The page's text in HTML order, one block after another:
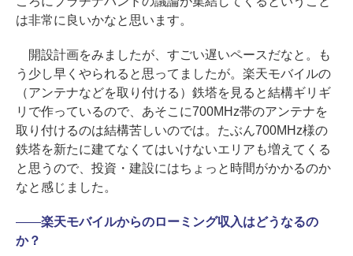
は非常に良いかなと思います。
開設計画をみましたが、すごい遅いペースだなと。も
う少し早くやられると思ってましたが。楽天モバイルの
（アンテナなどを取り付ける）鉄塔を見ると結構ギリギ
リで作っているので、あそこに700MHz帯のアンテナを
取り付けるのは結構苦しいのでは。たぶん700MHz様の
鉄塔を新たに建てなくてはいけないエリアも増えてくる
と思うので、投資・建設にはちょっと時間がかかるのか
なと感じました。
――楽天モバイルからのローミング収入はどうなるの
か？